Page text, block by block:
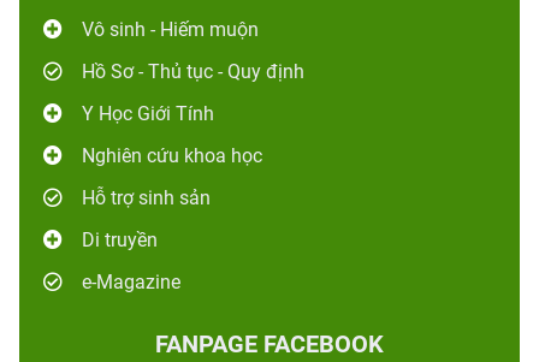
Vô sinh - Hiếm muộn
Hồ Sơ - Thủ tục - Quy định
Y Học Giới Tính
Nghiên cứu khoa học
Hỗ trợ sinh sản
Di truyền
e-Magazine
FANPAGE FACEBOOK